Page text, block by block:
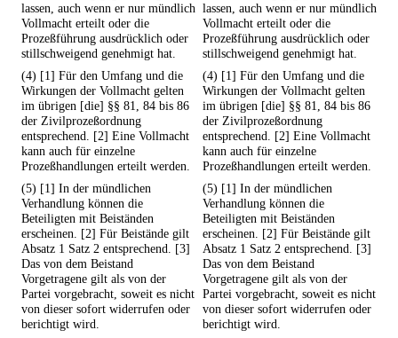
lassen, auch wenn er nur mündlich
Vollmacht erteilt oder die
Prozeßführung ausdrücklich oder
stillschweigend genehmigt hat.
lassen, auch wenn er nur mündlich
Vollmacht erteilt oder die
Prozeßführung ausdrücklich oder
stillschweigend genehmigt hat.
(4) [1] Für den Umfang und die
Wirkungen der Vollmacht gelten
im übrigen [die] §§ 81, 84 bis 86
der Zivilprozeßordnung
entsprechend. [2] Eine Vollmacht
kann auch für einzelne
Prozeßhandlungen erteilt werden.
(4) [1] Für den Umfang und die
Wirkungen der Vollmacht gelten
im übrigen [die] §§ 81, 84 bis 86
der Zivilprozeßordnung
entsprechend. [2] Eine Vollmacht
kann auch für einzelne
Prozeßhandlungen erteilt werden.
(5) [1] In der mündlichen
Verhandlung können die
Beteiligten mit Beiständen
erscheinen. [2] Für Beistände gilt
Absatz 1 Satz 2 entsprechend. [3]
Das von dem Beistand
Vorgetragene gilt als von der
Partei vorgebracht, soweit es nicht
von dieser sofort widerrufen oder
berichtigt wird.
(5) [1] In der mündlichen
Verhandlung können die
Beteiligten mit Beiständen
erscheinen. [2] Für Beistände gilt
Absatz 1 Satz 2 entsprechend. [3]
Das von dem Beistand
Vorgetragene gilt als von der
Partei vorgebracht, soweit es nicht
von dieser sofort widerrufen oder
berichtigt wird.